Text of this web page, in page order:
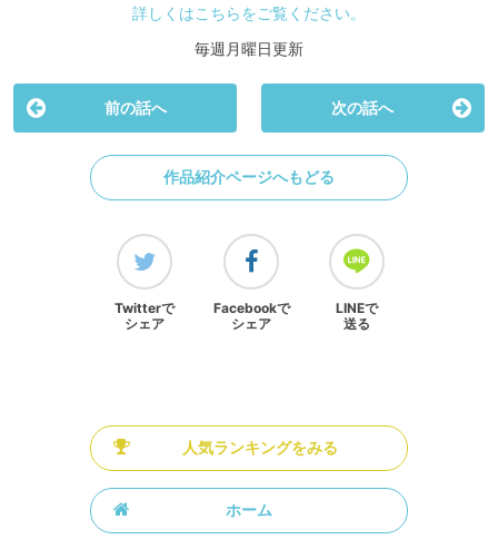
詳しくはこちらをご覧ください。
毎週月曜日更新
前の話へ 次の話へ
作品紹介ページへもどる
Twitterで
シェア
Facebookで
シェア
LINEで
送る
人気ランキングをみる
ホーム